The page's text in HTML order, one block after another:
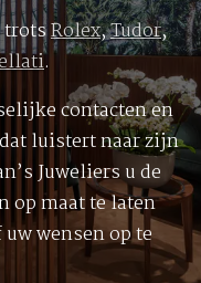
trotsRolex,Tudor,
.
contacten en
luistert naar zijn
Juweliers u de
op maat te laten
wensen op te